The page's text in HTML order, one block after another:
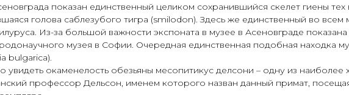
показан единственный целиком сохранившийся скелет гиены
голова саблезубого тигра (smilodon). Здесь же единственный во
Из-за большой важности экспоната в музее в Асеновграде
музея в Софии. Очередная единственная подобная находка
bulgarica).
увидеть окаменелость обезьяны месопитикус делсони – одну из
профессор Дельсон, именем которого назван данный примат,